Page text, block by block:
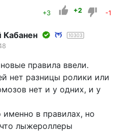
+3 +2 -1
Кабанен 10303
правила ввели.
нет разницы ролики или
нет и у одних, и у
в правилах, но
лыжероллеры